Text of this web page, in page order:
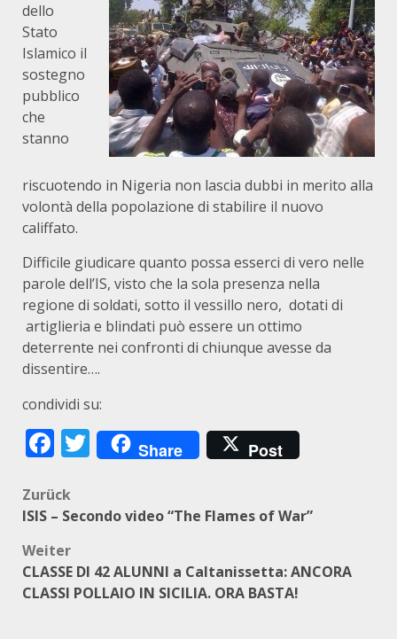
dello
Stato
Islamico il
sostegno
pubblico
che
stanno
riscuotendo in Nigeria non lascia dubbi in merito alla
volontà della popolazione di stabilire il nuovo
califfato.
Difficile giudicare quanto possa esserci di vero nelle
parole dell’IS, visto che la sola presenza nella
regione di soldati, sotto il vessillo nero, dotati di
artiglieria e blindati può essere un ottimo
deterrente nei confronti di chiunque avesse da
dissentire….
condividi su:
Facebook
Twitter
Share Post
Beitragsnavigation
Zurück
ISIS – Secondo video “The Flames of War”
Weiter
CLASSE DI 42 ALUNNI a Caltanissetta: ANCORA
CLASSI POLLAIO IN SICILIA. ORA BASTA!